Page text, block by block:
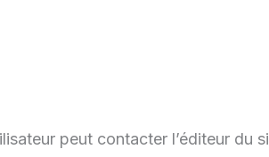
peut contacter l’éditeur du